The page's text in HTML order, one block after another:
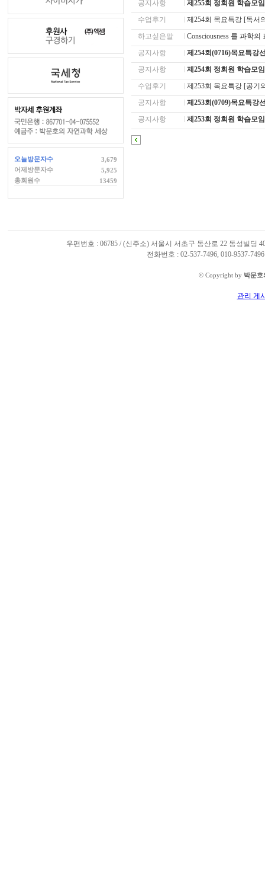
오늘방문자수
3,679
어제방문자수
5,925
총회원수
13459
공지사항
제255회 정회원 학습모
수업후기
제254회 목요특강 [독서
하고싶은말
Consciousness 를 과학
공지사항
제254회(0716)목요특강
공지사항
제254회 정회원 학습모
수업후기
제253회 목요특강 [공기
공지사항
제253회(0709)목요특강
공지사항
제253회 정회원 학습모
우편번호 : 06785 / (신주소) 서울시 서초구 동산로 22 동성빌딩
전화번호 : 02-537-7496, 010-9537-
© Copyright by 박문호
관리 게